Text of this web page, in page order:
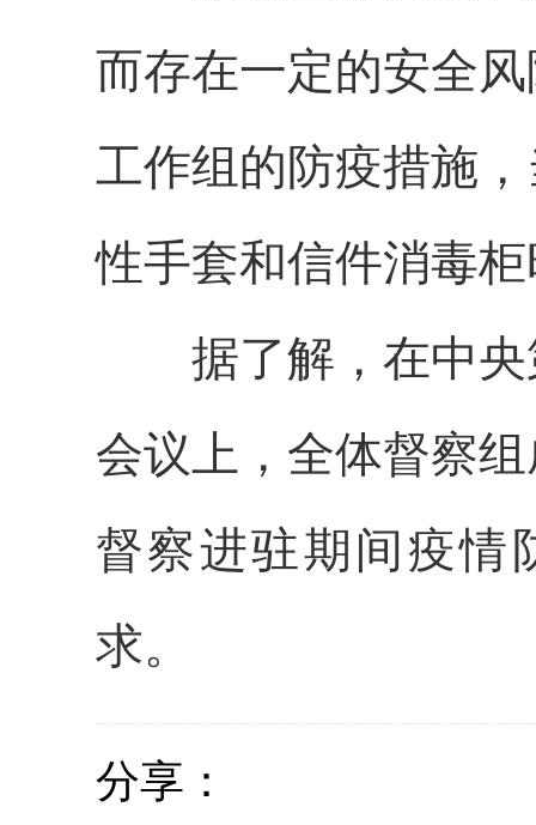
而存在一定的安全
工作组的防疫措施
性手套和信件消毒
据了解，在中
会议上，全体督察
督察进驻期间疫情
求。
分享：